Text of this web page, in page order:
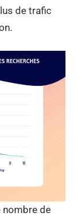
de trafic
nombre de